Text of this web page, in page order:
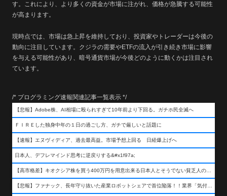
す。これにより、より多くの資金が市場に注がれ、価格が急騰する可能性
が高まります。
現時点では、市場は急上昇を維持しており、投資家やトレーダーは今後の
動向に注目しています。クジラの需要やETFの流入が引き続き市場に影響
を与える可能性があり、暗号通貨市場が今後どのように動くかは注目され
ています。
/* プログラミング速報関連記事一覧表示 */
【悲報】Adobe株、AI相場に殴られすぎて10年前より下回る。ガチホ民全滅へ
ＦＩＲＥした独身中年の１日の過ごし方、ガチで厳しいと話題に
【速報】エヌヴィディア、過去最高益。市場予想上回る 日経爆上げへ
日本人、デフレマインド思考に逆戻りする&#x1f97a;